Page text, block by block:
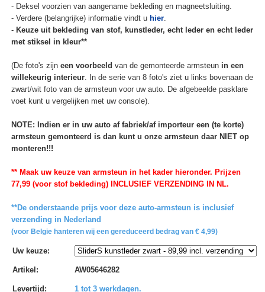
- Deksel voorzien van aangename bekleding en magneetsluiting.
- Verdere (belangrijke) informatie vindt u hier.
- Keuze uit bekleding van stof, kunstleder, echt leder en echt leder
met stiksel in kleur**
(De foto's zijn een voorbeeld van de gemonteerde armsteun in een
willekeurig interieur. In de serie van 8 foto's ziet u links bovenaan de
zwart/wit foto van de armsteun voor uw auto. De afgebeelde pasklare
voet kunt u vergelijken met uw console).
NOTE: Indien er in uw auto af fabriek/af importeur een (te korte)
armsteun gemonteerd is dan kunt u onze armsteun daar NIET op
monteren!!!
** Maak uw keuze van armsteun in het kader hieronder. Prijzen
77,99 (voor stof bekleding) INCLUSIEF VERZENDING IN NL.
**De onderstaande prijs voor deze auto-armsteun is inclusief
verzending in Nederland
(voor Belgie hanteren wij een gereduceerd bedrag van € 4,99)
Uw keuze:
Artikel : AW05646282
Levertijd :
1 tot 3 werkdagen.